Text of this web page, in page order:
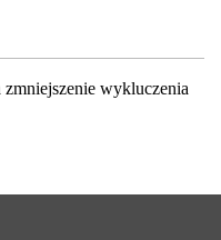
wykluczenia